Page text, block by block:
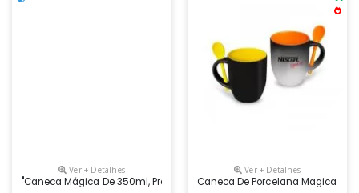
Ver + Detalhes
"caneca Mágica De 350ml, Produzida Em Cerâmica Sublimática Com
Ver + Detalhes
Caneca De Porcelana Magica